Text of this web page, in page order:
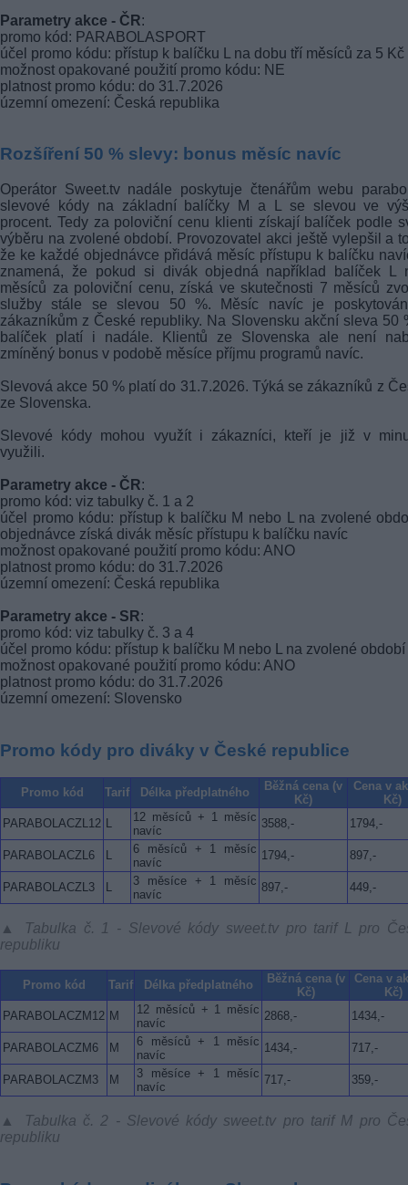
Parametry akce - ČR:
promo kód: PARABOLASPORT
účel promo kódu: přístup k balíčku L na dobu tří měsíců za 5 Kč
možnost opakované použití promo kódu: NE
platnost promo kódu: do 31.7.2026
územní omezení: Česká republika
Rozšíření 50 % slevy: bonus měsíc navíc
Operátor Sweet.tv nadále poskytuje čtenářům webu
slevové kódy na základní balíčky M a L se slevou ve
procent. Tedy za poloviční cenu klienti získají balíček podle
výběru na zvolené období. Provozovatel akci ještě vylepšil a
že ke každé objednávce přidává měsíc přístupu k balíčku
znamená, že pokud si divák objedná například balíček L
měsíců za poloviční cenu, získá ve skutečnosti 7 měsíců
služby stále se slevou 50 %. Měsíc navíc je
zákazníkům z České republiky. Na Slovensku akční sleva 50
balíček platí i nadále. Klientů ze Slovenska ale není
zmíněný bonus v podobě měsíce příjmu programů navíc.
Slevová akce 50 % platí do 31.7.2026. Týká se zákazníků z
ze Slovenska.
Slevové kódy mohou využít i zákazníci, kteří je již v
využili.
Parametry akce - ČR:
promo kód: viz tabulky č. 1 a 2
účel promo kódu: přístup k balíčku M nebo L na zvolené
objednávce získá divák měsíc přístupu k balíčku navíc
možnost opakované použití promo kódu: ANO
platnost promo kódu: do 31.7.2026
územní omezení: Česká republika
Parametry akce - SR:
promo kód: viz tabulky č. 3 a 4
účel promo kódu: přístup k balíčku M nebo L na zvolené období
možnost opakované použití promo kódu: ANO
platnost promo kódu: do 31.7.2026
územní omezení: Slovensko
Promo kódy pro diváky v České republice
Promo kód Tarif Délka předplatného
Běžná cena (v
Kč)
Cena v
Kč)
PARABOLACZL12 L
12 měsíců + 1 měsíc
navíc
3588,- 1794,-
PARABOLACZL6 L
6 měsíců + 1 měsíc
navíc
1794,- 897,-
PARABOLACZL3 L
3 měsíce + 1 měsíc
navíc
897,- 449,-
▲ Tabulka č. 1 - Slevové kódy sweet.tv pro tarif L pro
republiku
Promo kód Tarif Délka předplatného
Běžná cena (v
Kč)
Cena v
Kč)
PARABOLACZM12 M
12 měsíců + 1 měsíc
navíc
2868,- 1434,-
PARABOLACZM6 M
6 měsíců + 1 měsíc
navíc
1434,- 717,-
PARABOLACZM3 M
3 měsíce + 1 měsíc
navíc
717,- 359,-
▲ Tabulka č. 2 - Slevové kódy sweet.tv pro tarif M pro
republiku